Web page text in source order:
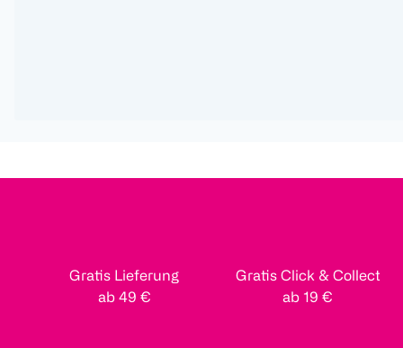
Gratis Lieferung
ab 49 €
Gratis Click & Collect
ab 19 €